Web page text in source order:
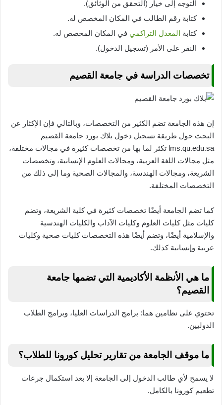
التوجه إلى خيار (التحقق من الوثائق).
كتابة رقم الطالب في المكان المخصص له.
كتابة المعدل التراكمي في المكان المخصص له.
النقر على الأمر (تسجيل الدخول).
تخصصات الدراسة في جامعة القصيم
إن هذه الجامعة تضم الكثير من التخصصات، وبالتالي فإن الإكثار عن
البحث حول طريقة تسجيل دخول بلاك بورد جامعة القصيم
lms.qu.edu.sa تكثر لما بها من تخصصات كثيرة في مجالات مختلفة،
مثل مجالات اللغة العربية، ومجالات العلوم الإنسانية، وتخصصات
الشريعة، ومجالات الهندسة، والمجالات الصحية وما إلى ذلك من
التخصصات المختلفة.
كما تضم الجامعة أيضًا تخصصات كثيرة في كلية الشريعة، وتضم
كليات مثل كليات العلوم وكليات الآداب والكليات الهندسية
والإسلامية أيضًا، وتضم أيضًا هذه التخصصات كليات صحية وكليات
عربية وإنسانية كذلك.
ما هي الأنظمة الأكاديمية التي تضمها جامعة
القصيم؟
تحتوي على نظامين هما: برامج الدراسات العليا، وبرامج الطلاب
الدوليين.
ما موقف الجامعة من تقارير تحليل كورونا للطلاب؟
لا يسمح لأي طالب الدخول إلى الجامعة إلا بعد استكمال جرعات
تطعيم كورونا بالكامل.